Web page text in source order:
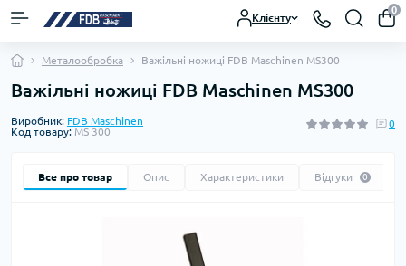
Клієнту
0
Металообробка Важільні ножиці FDB Maschinen MS300
Важільні ножиці FDB Maschinen MS300
Виробник: FDB Maschinen
Код товару: MS 300
0
Все про товар Опис Характеристики Відгуки 0